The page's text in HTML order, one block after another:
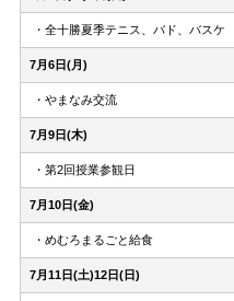
・全十勝夏季テニス、バド、バスケ
7月6日(月)
・やまなみ交流
7月9日(木)
・第2回授業参観日
7月10日(金)
・めむろまるごと給食
7月11日(土)12日(日)